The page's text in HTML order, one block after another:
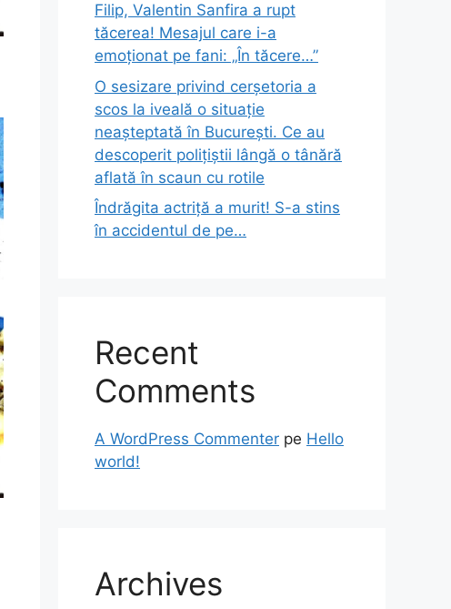
Filip, Valentin Sanfira a rupt
tăcerea! Mesajul care i-a
emoționat pe fani: „În tăcere…”
O sesizare privind cerșetoria a
scos la iveală o situație
neașteptată în București. Ce au
descoperit polițiștii lângă o tânără
aflată în scaun cu rotile
Îndrăgita actriță a murit! S-a stins
în accidentul de pe…
Recent
Comments
A WordPress Commenter pe Hello
world!
Archives